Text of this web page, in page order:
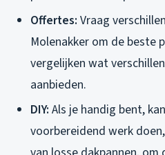
Offertes: Vraag
Molenakker om de beste
vergelijken wat
aanbieden.
DIY: Als je handig bent,
voorbereidend werk